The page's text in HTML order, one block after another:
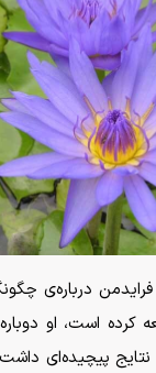
درباره‌ی
کرده است، او
پیچیده‌ای